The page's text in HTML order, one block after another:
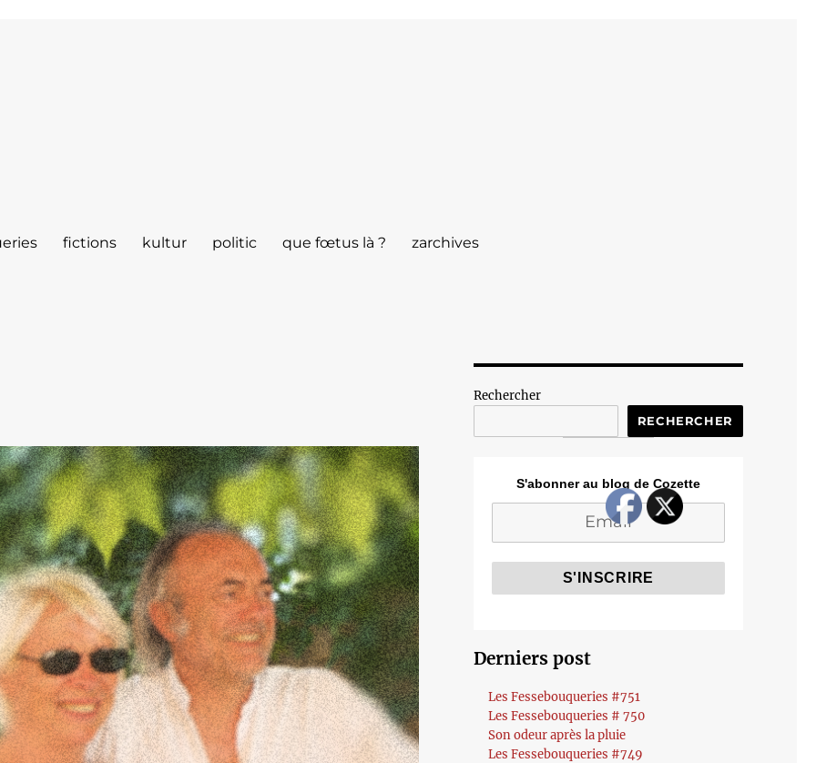
fictions kultur politic que fœtus là ? zarchives
Rechercher
RECHERCHER
S'abonner au blog de Cozette
Derniers post
Les Fessebouqueries #751
Les Fessebouqueries # 750
Son odeur après la pluie
Les Fessebouqueries #749